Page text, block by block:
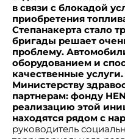
в связи с блокадой
приобретения
Степанакерта стало
бригады решает
проблему.
оборудованием и
качественные
Министерству
партнерам: фонду
реализацию этой
находятся рядом с
руководитель